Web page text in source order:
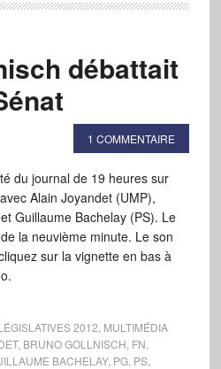
débattait
1 COMMENTAIRE
du journal de 19 heures sur
Alain Joyandet (UMP),
Guillaume Bachelay (PS). Le
la neuvième minute. Le son
sur la vignette en bas à
2012 MULTIMÉDIA
, BRUNO GOLLNISCH FN
BACHELAY, PG, PS,